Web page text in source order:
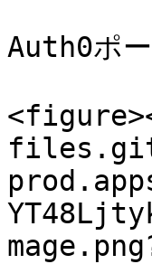
Auth0ポ